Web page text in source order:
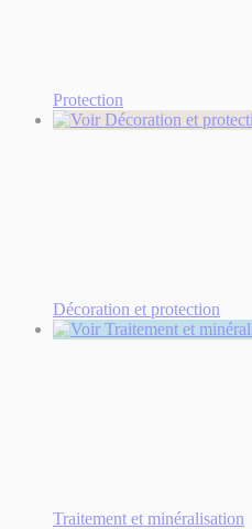
Protection
Décoration et protection
Traitement et minéralisation